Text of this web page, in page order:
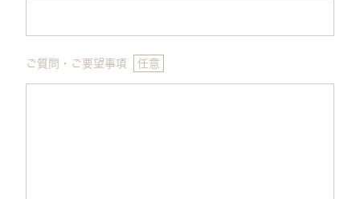
ご質問・ご要望事項 任意